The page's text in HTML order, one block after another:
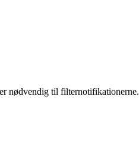
nødvendig til filternotifikationerne.